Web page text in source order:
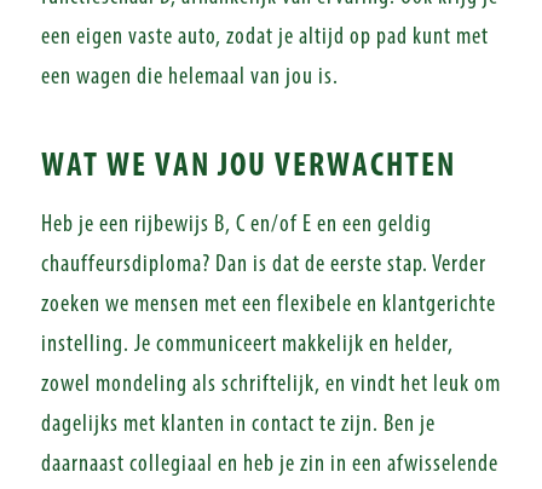
een eigen vaste auto, zodat je altijd op pad kunt met
een wagen die helemaal van jou is.
WAT WE VAN JOU VERWACHTEN
Heb je een rijbewijs B, C en/of E en een geldig
chauffeursdiploma? Dan is dat de eerste stap. Verder
zoeken we mensen met een flexibele en klantgerichte
instelling. Je communiceert makkelijk en helder,
zowel mondeling als schriftelijk, en vindt het leuk om
dagelijks met klanten in contact te zijn. Ben je
daarnaast collegiaal en heb je zin in een afwisselende